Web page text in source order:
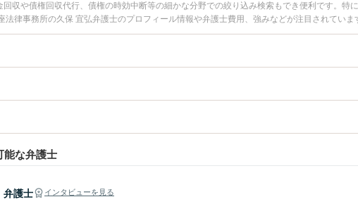
収や債権回収代行、債権の時効中断等の細かな分野での絞り込み検索もでき便利です。特
律事務所の久保 宜弘弁護士のプロフィール情報や弁護士費用、強みなどが注目されていま
ぐに弁護士に相談したい』『契約書・借用書なしの債権回収のトラブル解決の実績豊富な
できる高知県内の弁護士に相談予約したい』などでお困りの相談者さんにおすすめです。
能な弁護士
弁護士 インタビューを見る